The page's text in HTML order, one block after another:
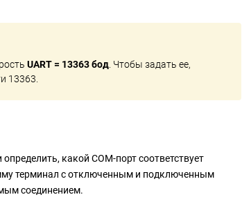
UART = 13363 бод . Чтобы задать ее,
13363.
какой COM-порт соответствует
терминал с отключенным и подключенным
соединением.